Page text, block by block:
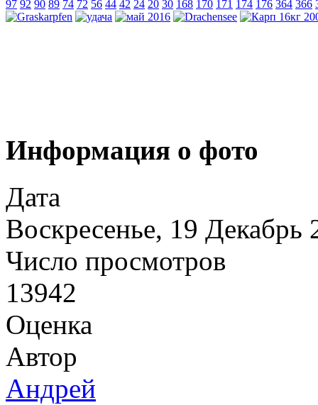
97 92 90 89 74 72 56 44 42 24 20 30 168 170 171 174 176 364 366
Информация о фото
Дата
Воскресенье, 19 Декабрь
Число просмотров
13942
Оценка
Автор
Андрей